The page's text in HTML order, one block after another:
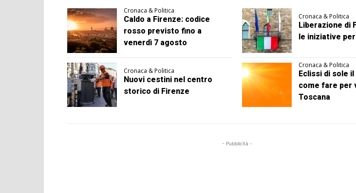
Cronaca & Politica
Caldo a Firenze: codice
rosso previsto fino a
venerdì 7 agosto
Cronaca & Politica
Liberazione di
le iniziative
Cronaca & Politica
Nuovi cestini nel centro
storico di Firenze
Cronaca & Politica
Eclissi di sole
come fare per
Toscana
- Pubblicità -